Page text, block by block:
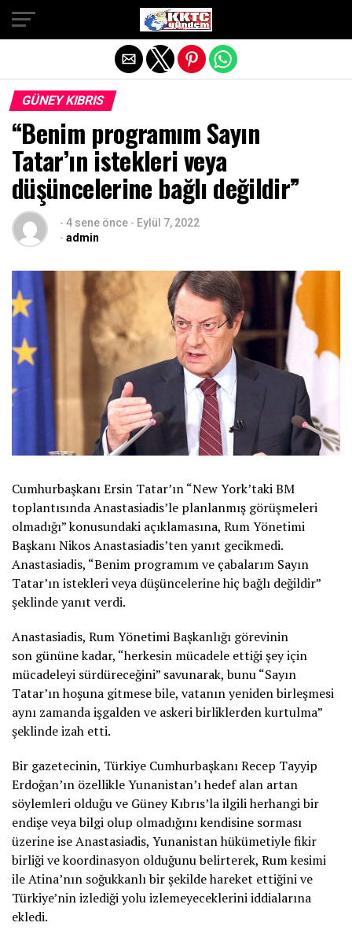
GÜNEY KIBRIS
“Benim programım Sayın
Tatar’ın istekleri veya
düşüncelerine bağlı değildir”
- 4 sene önce - Eylül 7, 2022
- admin
Cumhurbaşkanı Ersin Tatar’ın “New York’taki BM
toplantısında Anastasiadis’le planlanmış görüşmeleri
olmadığı” konusundaki açıklamasına, Rum Yönetimi
Başkanı Nikos Anastasiadis’ten yanıt gecikmedi.
Anastasiadis, “Benim programım ve çabalarım Sayın
Tatar’ın istekleri veya düşüncelerine hiç bağlı değildir”
şeklinde yanıt verdi.
Anastasiadis, Rum Yönetimi Başkanlığı görevinin
son gününe kadar, “herkesin mücadele ettiği şey için
mücadeleyi sürdüreceğini” savunarak, bunu “Sayın
Tatar’ın hoşuna gitmese bile, vatanın yeniden birleşmesi
aynı zamanda işgalden ve askeri birliklerden kurtulma”
şeklinde izah etti.
Bir gazetecinin, Türkiye Cumhurbaşkanı Recep Tayyip
Erdoğan’ın özellikle Yunanistan’ı hedef alan artan
söylemleri olduğu ve Güney Kıbrıs’la ilgili herhangi bir
endişe veya bilgi olup olmadığını kendisine sorması
üzerine ise Anastasiadis, Yunanistan hükümetiyle fikir
birliği ve koordinasyon olduğunu belirterek, Rum kesimi
ile Atina’nın soğukkanlı bir şekilde hareket ettiğini ve
Türkiye’nin izlediği yolu izlemeyeceklerini iddialarına
ekledi.
Exit mobile version